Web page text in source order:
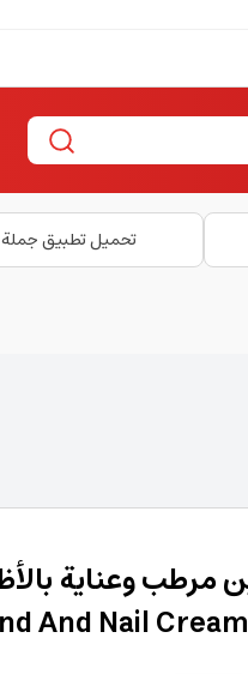
تحميل تطبيق جملة